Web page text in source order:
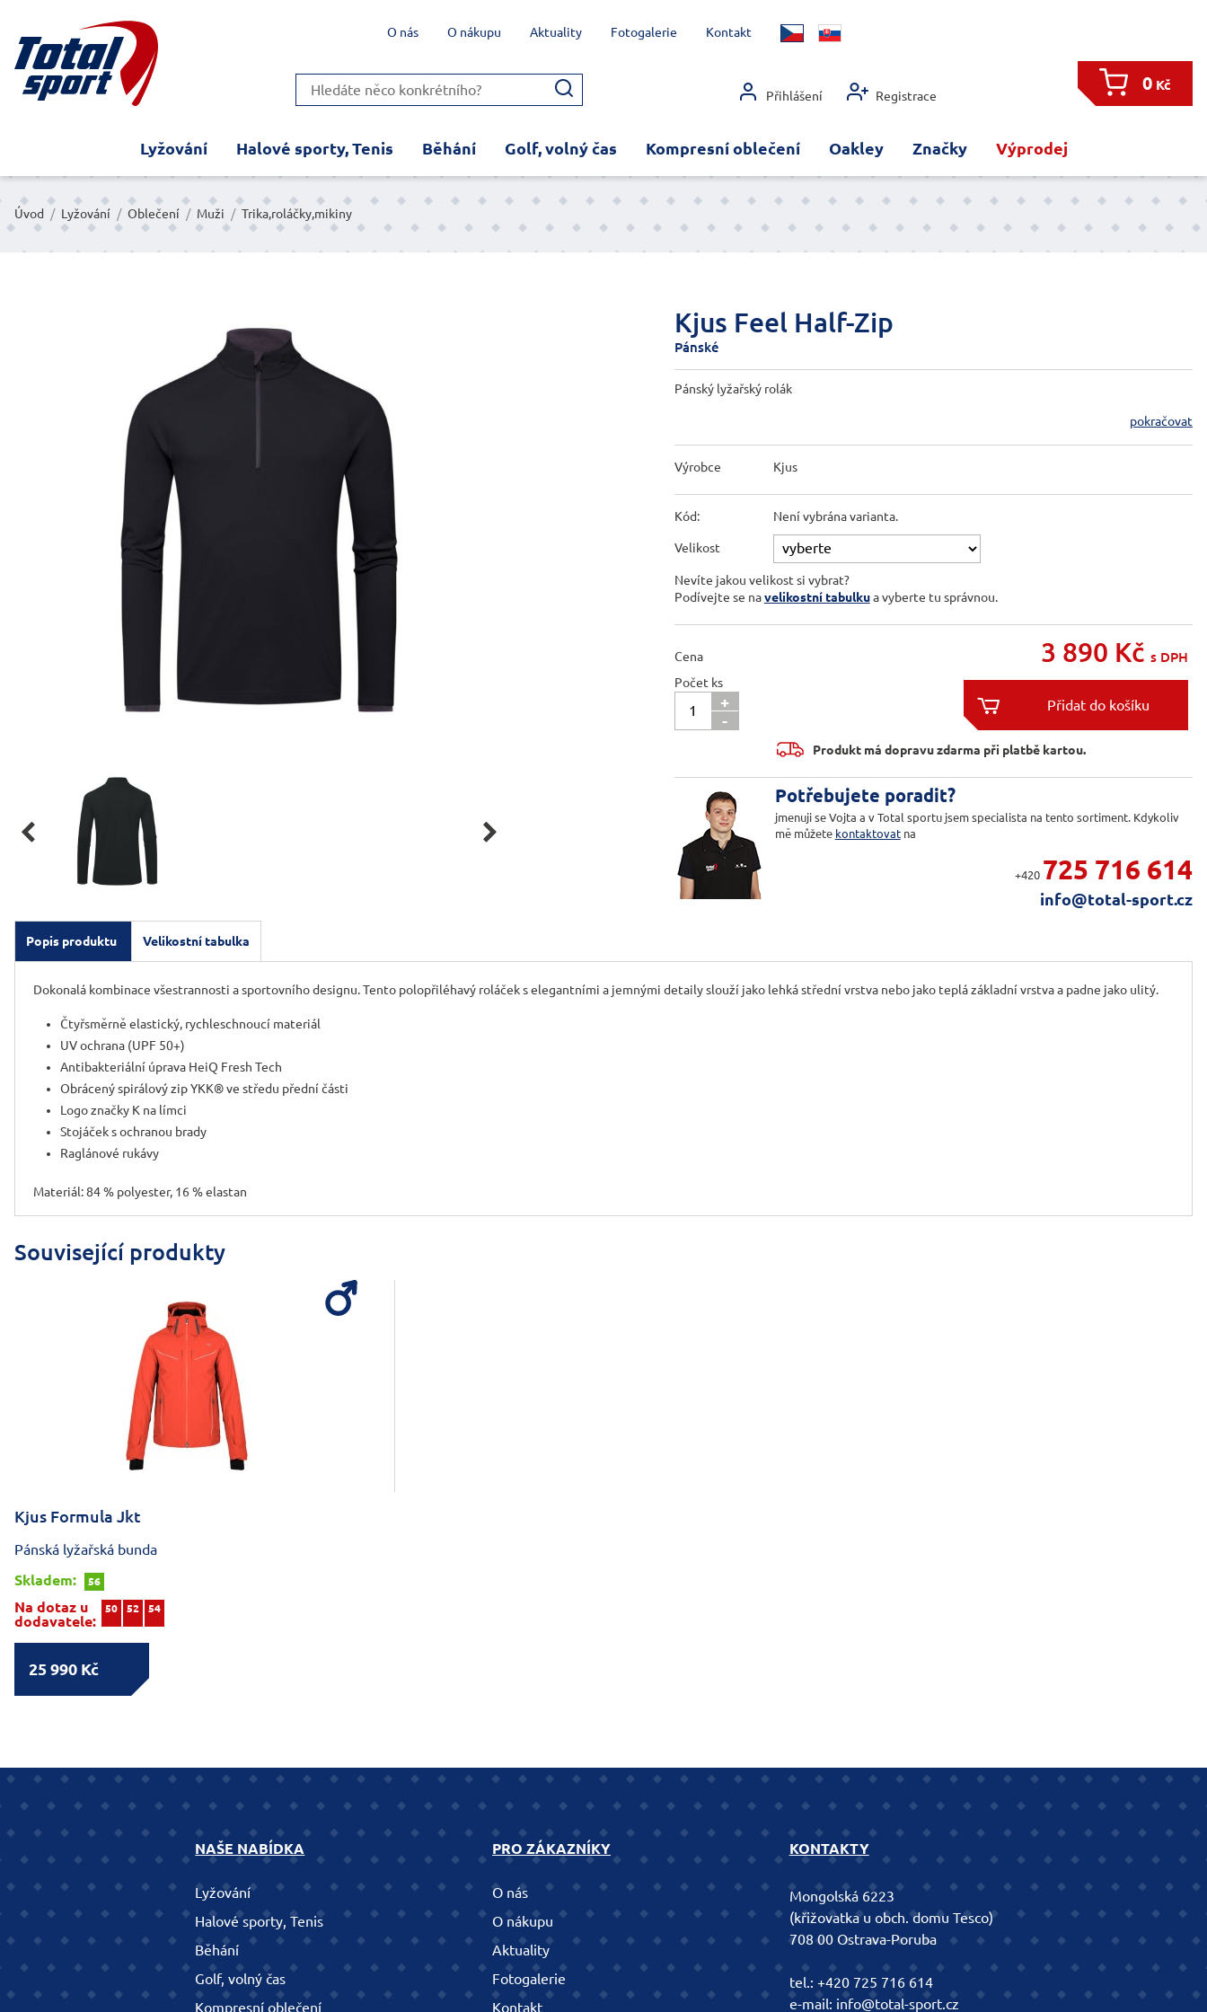
Přihlášení Registrace
0Kč
Lyžování Halové sporty, Tenis Běhání Golf, volný čas Kompresní oblečení Oakley Značky Výprodej
O nás O nákupu Aktuality Fotogalerie Kontakt
Úvod / Lyžování / Oblečení / Muži / Trika,roláčky,mikiny
 
Kjus Feel Half-Zip
Pánské
Pánský lyžařský rolák
pokračovat
Výrobce Kjus
Kód: Není vybrána varianta.
Velikost
Nevíte jakou velikost si vybrat?
Podívejte se navelikostní tabulkua vyberte tu správnou.
Cena 3 890 Kč s DPH
Počet ks
+
-


Produkt má dopravu zdarma při platbě kartou.
Potřebujete poradit?
jmenuji se Vojta a v Total sportu jsem specialista na tento sortiment. Kdykoliv
mě můžete kontaktovatna
+420 725 716 614
info@total-sport.cz
Popis produktu Velikostní tabulka
Dokonalá kombinace všestrannosti a sportovního designu. Tento polopřiléhavý roláček s elegantními a jemnými detaily slouží jako lehká střední vrstva nebo jako teplá základní vrstva a padne jako ulitý.
Čtyřsměrně elastický, rychleschnoucí materiál
UV ochrana (UPF 50+)
Antibakteriální úprava HeiQ Fresh Tech
Obrácený spirálový zip YKK® ve středu přední části
Logo značky K na límci
Stojáček s ochranou brady
Raglánové rukávy
Materiál: 84 % polyester, 16 % elastan
Související produkty
Kjus Formula Jkt
Pánská lyžařská bunda
Skladem:
56
Na dotaz u
dodavatele:
50 52 54
25 990 Kč
NAŠE NABÍDKA
Lyžování
Halové sporty, Tenis
Běhání
Golf, volný čas
Kompresní oblečení
PRO ZÁKAZNÍKY
O nás
O nákupu
Aktuality
Fotogalerie
Kontakt
KONTAKTY
Mongolská 6223
(křižovatka u obch. domu Tesco)
708 00 Ostrava-Poruba
tel.: +420 725 716 614
e-mail: info@total-sport.cz